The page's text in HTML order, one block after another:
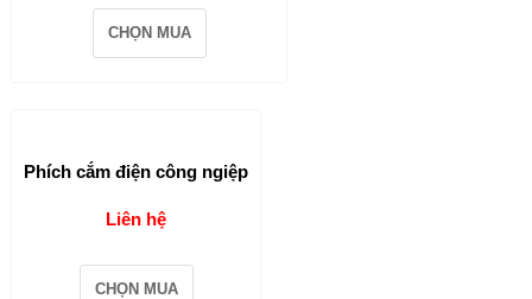
CHỌN MUA
Phích cắm điện công ngiệp
Liên hệ
CHỌN MUA